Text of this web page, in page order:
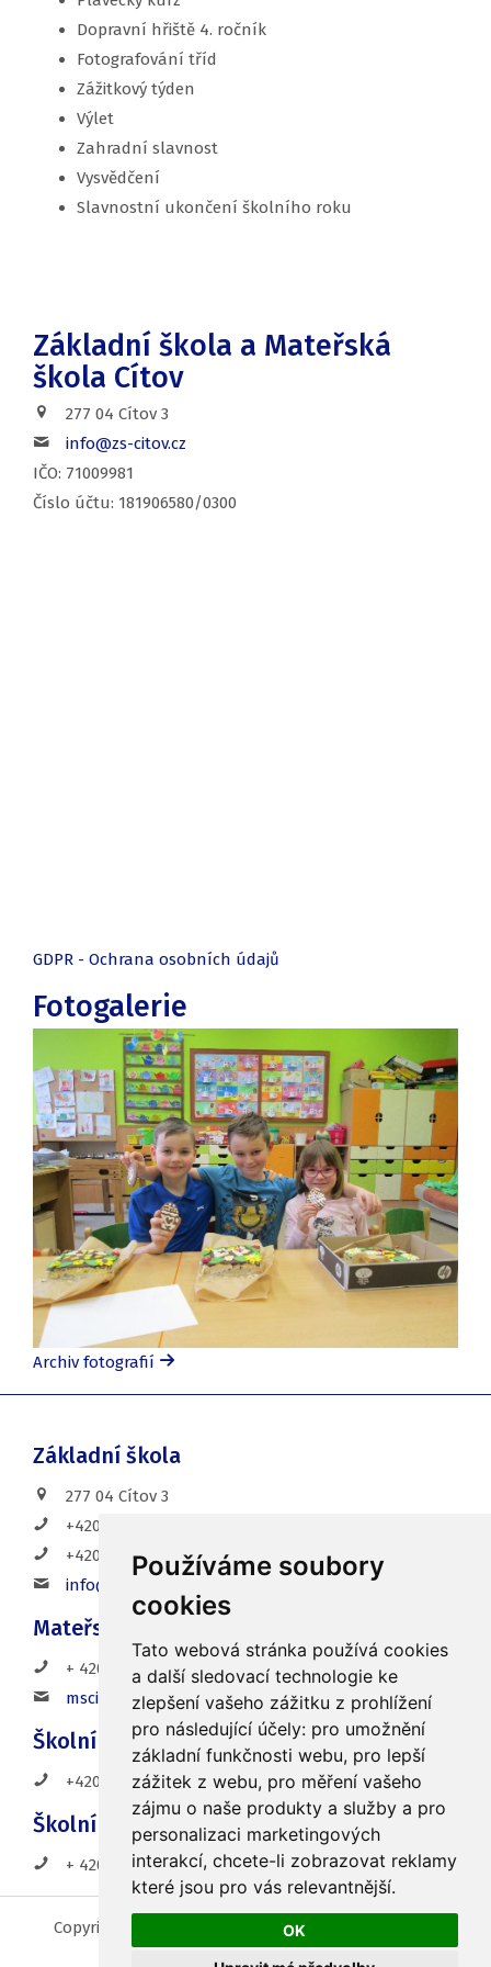
Používáme soubory
cookies
Tato webová stránka používá cookies
a další sledovací technologie ke
zlepšení vašeho zážitku z prohlížení
pro následující účely: pro umožnění
základní funkčnosti webu, pro lepší
zážitek z webu, pro měření vašeho
zájmu o naše produkty a služby a pro
personalizaci marketingových
interakcí, chcete-li zobrazovat reklamy
které jsou pro vás relevantnější.
OK
Dopravní hřiště 4. ročník
Fotografování tříd
Zážitkový týden
Výlet
Zahradní slavnost
Vysvědčení
Slavnostní ukončení školního roku
Základní škola a Mateřská
škola Cítov
277 04 Cítov 3
info@zs-citov.cz
IČO: 71009981
Číslo účtu: 181906580/0300
GDPR - Ochrana osobních údajů
Fotogalerie
Archiv fotografií
Základní škola
277 04 Cítov 3
+420 720 156 566 - ředitelna
+420 737 578 965 - sborovna
info@zs-citov.cz
Mateřská škola
+ 420 315 692 078
mscitov@seznam.cz
Školní družina
+420 737 578 965
Školní jídelna
+ 420 605 485 379
Copyright 2018 © Základní škola a Mateřská škola